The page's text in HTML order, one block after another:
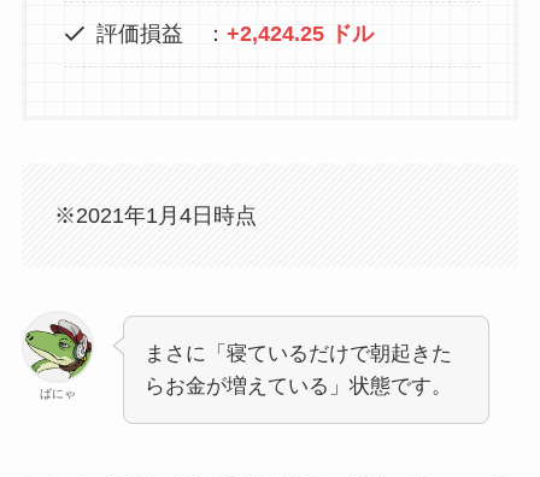
評価損益 ：+2,424.25 ドル
※2021年1月4日時点
ばにゃ
まさに「寝ているだけで朝起きた
らお金が増えている」状態です。